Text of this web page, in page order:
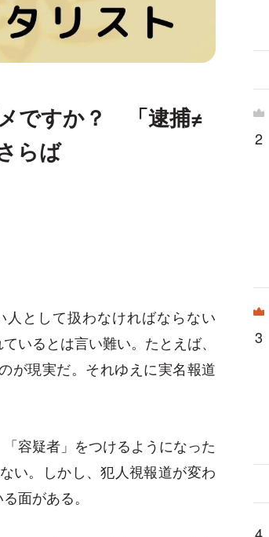
メですか？ 「逮捕≠
らば
として扱わなければならない
るとは言い難い。たとえば、
が現実だ。それゆえに実名報道
容疑者」をつけるようになった
い。しかし、犯人視報道が変わ
面がある。